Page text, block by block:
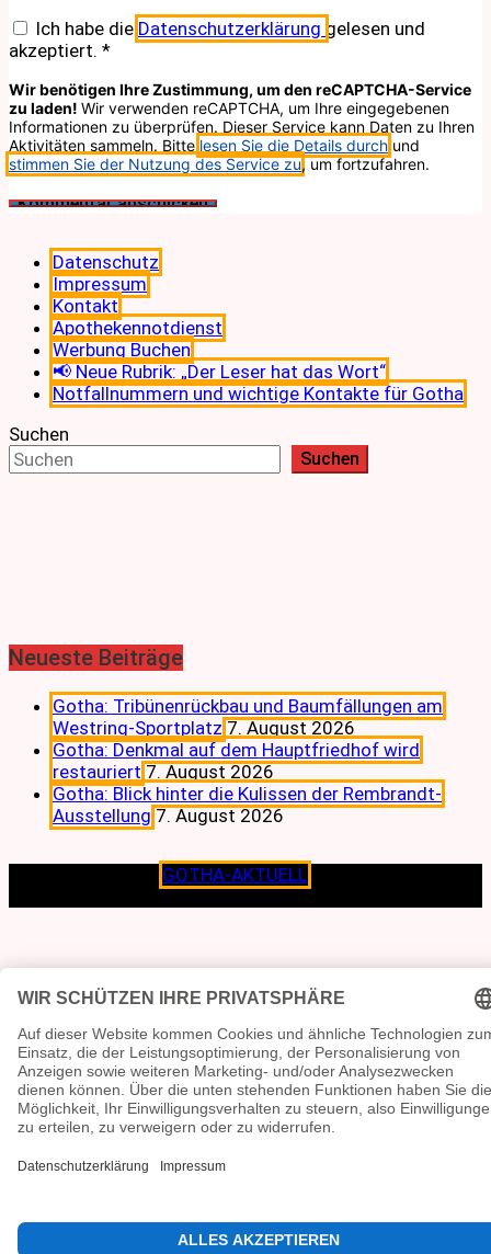
Ich habe die Datenschutzerklärung gelesen und
akzeptiert. *
Wir benötigen Ihre Zustimmung, um den reCAPTCHA-Service
zu laden! Wir verwenden reCAPTCHA, um Ihre eingegebenen
Informationen zu überprüfen. Dieser Service kann Daten zu Ihren
Aktivitäten sammeln. Bitte lesen Sie die Details durch und
stimmen Sie der Nutzung des Service zu, um fortzufahren.
Datenschutz
Impressum
Kontakt
Apothekennotdienst
Werbung Buchen
📢 Neue Rubrik: „Der Leser hat das Wort“
Notfallnummern und wichtige Kontakte für Gotha
Suchen
Suchen
Neueste Beiträge
Gotha: Tribünenrückbau und Baumfällungen am
Westring-Sportplatz 7. August 2026
Gotha: Denkmal auf dem Hauptfriedhof wird
restauriert 7. August 2026
Gotha: Blick hinter die Kulissen der Rembrandt-
Ausstellung 7. August 2026
GOTHA-AKTUELL
Lokalen verpflichtet.